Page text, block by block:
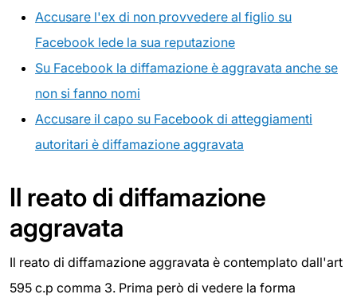
Accusare l'ex di non provvedere al figlio su
Facebook lede la sua reputazione
Su Facebook la diffamazione è aggravata anche se
non si fanno nomi
Accusare il capo su Facebook di atteggiamenti
autoritari è diffamazione aggravata
Il reato di diffamazione
aggravata
Il reato di diffamazione aggravata è contemplato dall'art
595 c.p comma 3. Prima però di vedere la forma